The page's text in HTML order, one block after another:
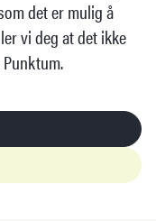
det er mulig å
vi deg at det ikke